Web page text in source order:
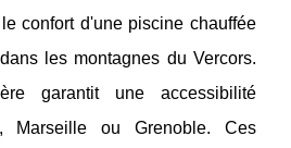
confort d'une piscine chauffée
les montagnes du Vercors.
garantit une accessibilité
Marseille ou Grenoble. Ces